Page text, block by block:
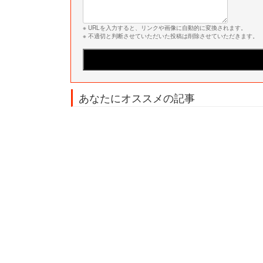
※ URLを入力すると、リンクや画像に自動的に変換されます。
※ 不適切と判断させていただいた投稿は削除させていただきます。
あなたにオススメの記事